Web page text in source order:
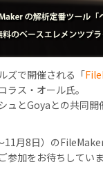
ズで開催される「
ラス・オール氏。
ュとGoyaとの共同
11月8日）の
参加をお待ちしていま